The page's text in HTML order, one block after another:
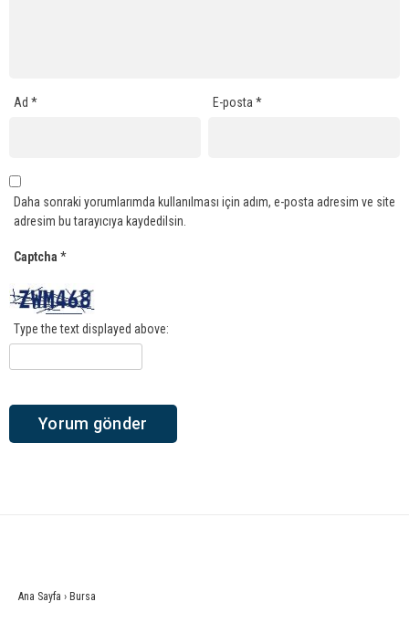
Ad * E-posta*
Daha sonraki yorumlarımda kullanılması için adım, e-posta adresim ve site
adresim bu tarayıcıya kaydedilsin.
Captcha *
Type the text displayed above:
Ana Sayfa › Bursa